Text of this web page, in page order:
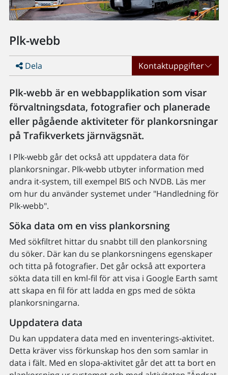
Plk-webb
Dela Kontaktuppgifter
Plk-webb är en webbapplikation som visar
förvaltningsdata, fotografier och planerade
eller pågående aktiviteter för plankorsningar
på Trafikverkets järnvägsnät.
I Plk-webb går det också att uppdatera data för
plankorsningar. Plk-webb utbyter information med
andra it-system, till exempel BIS och NVDB. Läs mer
om hur du använder systemet under "Handledning för
Plk-webb".
Söka data om en viss plankorsning
Med sökfiltret hittar du snabbt till den plankorsning
du söker. Där kan du se plankorsningens egenskaper
och titta på fotografier. Det går också att exportera
sökta data till en kml-fil för att visa i Google Earth samt
att skapa en fil för att ladda en gps med de sökta
plankorsningarna.
Uppdatera data
Du kan uppdatera data med en inventerings-aktivitet.
Detta kräver viss förkunskap hos den som samlar in
data i fält. Med en slopa-aktivitet går det att ta bort en